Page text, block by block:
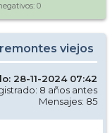
0
viejos
28-11-2024 07:42
8 años antes
Mensajes: 85